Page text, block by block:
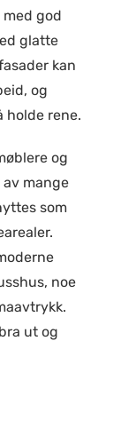
god
glatte
kan
og
holde rene.
og
mange
som
noe
ut og